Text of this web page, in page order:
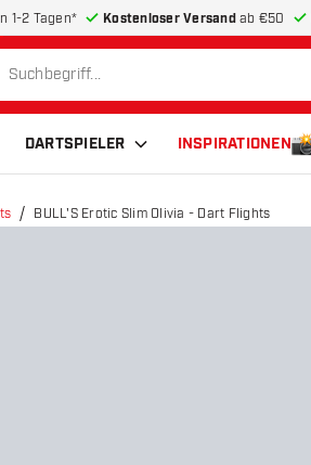
1-2 Tagen* Kostenloser Versandab €50
DARTSPIELER INSPIRATIONEN
BULL'S Erotic Slim Olivia - Dart Flights